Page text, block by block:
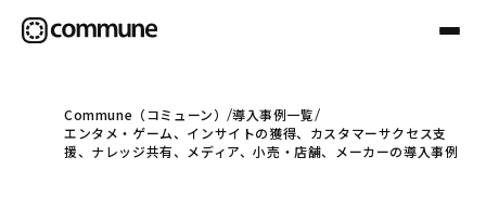
Communeについて
Commune（コミューン）
導入事例一覧
エンタメ・ゲーム、インサイトの獲得、カスタマーサクセス支
援、ナレッジ共有、メディア、小売・店舗、メーカーの導入事例